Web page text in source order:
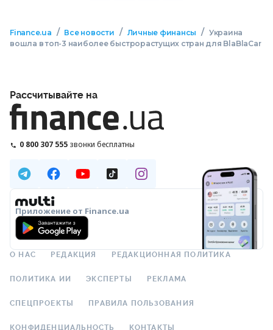
Finance.ua / Все новости / Личные финансы / Украина
вошла в топ-3 наиболее быстрорастущих стран для BlaBlaCar
Рассчитывайте на
0 800 307 555 звонки бесплатны
Приложение от Finance.ua
О НАС РЕДАКЦИЯ РЕДАКЦИОННАЯ ПОЛИТИКА
ПОЛИТИКА ИИ ЭКСПЕРТЫ РЕКЛАМА
СПЕЦПРОЕКТЫ ПРАВИЛА ПОЛЬЗОВАНИЯ
КОНФИДЕНЦИАЛЬНОСТЬ КОНТАКТЫ